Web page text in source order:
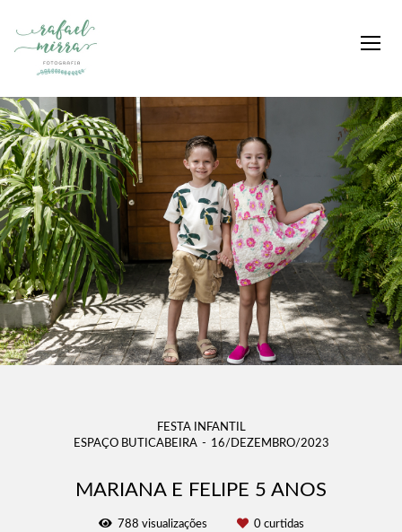
FESTA INFANTIL
ESPAÇO BUTICABEIRA
16/DEZEMBRO/2023
MARIANA E FELIPE 5 ANOS
788 visualizações 0curtidas